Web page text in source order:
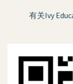
有关Ivy